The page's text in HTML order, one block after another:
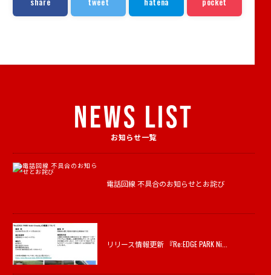
NEWS LIST
お知らせ一覧
電話回線 不具合のお知らせとお詫び
リリース情報更新 『Re:EDGE PARK Ni...